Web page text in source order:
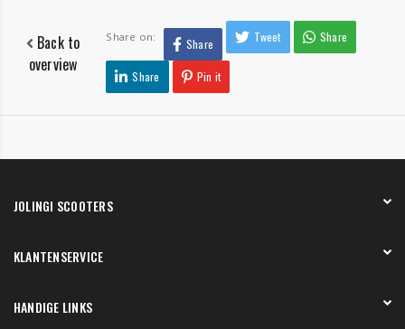
Back to
overview
Share on: Share Tweet Share
Share Pin it
JOLINGI SCOOTERS
Onze showroom
KLANTENSERVICE
Verzending en bezorging
HANDIGE LINKS